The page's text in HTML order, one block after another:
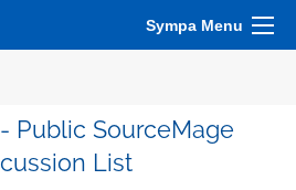
Sympa Menu
Public SourceMage
List